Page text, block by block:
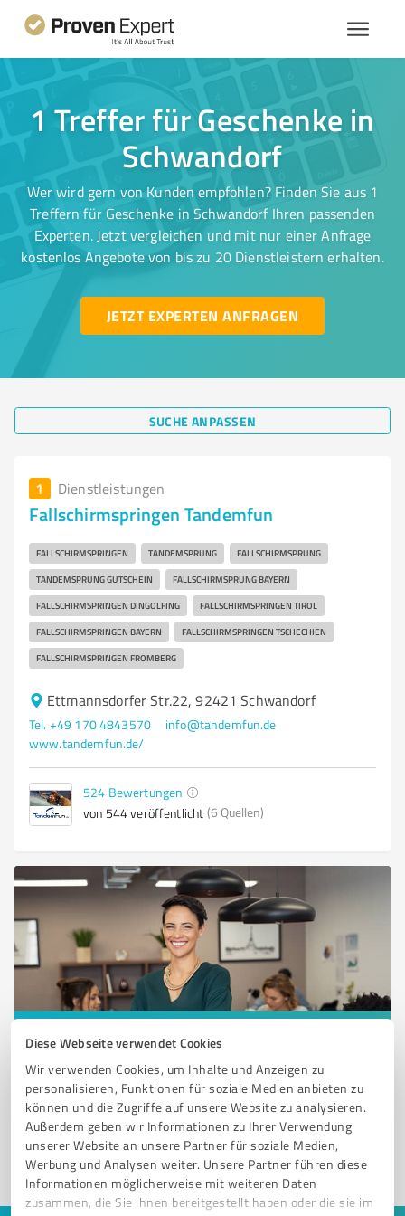
Diese Webseite verwendet Cookies
Wir verwenden Cookies, um Inhalte und Anzeigen zu
personalisieren, Funktionen für soziale Medien anbieten zu
können und die Zugriffe auf unsere Website zu analysieren.
Außerdem geben wir Informationen zu Ihrer Verwendung
unserer Website an unsere Partner für soziale Medien,
Werbung und Analysen weiter. Unsere Partner führen diese
Informationen möglicherweise mit weiteren Daten
zusammen, die Sie ihnen bereitgestellt haben oder die sie im
1 Treffer für Geschenke in
Schwandorf
Wer wird gern von Kunden empfohlen? Finden Sie aus 1
Treffern für Geschenke in Schwandorf Ihren passenden
Experten. Jetzt vergleichen und mit nur einer Anfrage
kostenlos Angebote von bis zu 20 Dienstleistern erhalten.
JETZT EXPERTEN ANFRAGEN
SUCHE ANPASSEN
1 Dienstleistungen
Fallschirmspringen Tandemfun
FALLSCHIRMSPRINGEN TANDEMSPRUNG FALLSCHIRMSPRUNG
TANDEMSPRUNG GUTSCHEIN FALLSCHIRMSPRUNG BAYERN
FALLSCHIRMSPRINGEN DINGOLFING FALLSCHIRMSPRINGEN TIROL
FALLSCHIRMSPRINGEN BAYERN FALLSCHIRMSPRINGEN TSCHECHIEN
FALLSCHIRMSPRINGEN FROMBERG
Ettmannsdorfer Str.22, 92421 Schwandorf
Tel. +49 170 4843570
info@tandemfun.de
www.tandemfun.de/
524 Bewertungen
von 544 veröffentlicht (6 Quellen)
Sie möchten auch hier gelistet werden?
Registrieren Sie sich jetzt und werden Sie ein von
Kunden empfohlener ProvenExpert!
1